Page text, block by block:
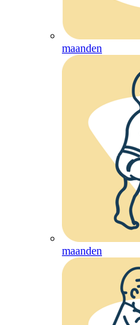
maanden
maanden